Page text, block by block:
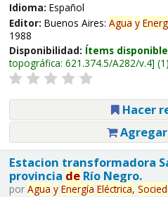
Idioma: Español
Editor: Buenos Aires: Agua y
1988
Disponibilidad: Ítems
topográfica: 621.374.5/A282/v.4
Hacer
Estacion transformadora
provincia deRío Negro.
por Agua y Energía Eléctrica,